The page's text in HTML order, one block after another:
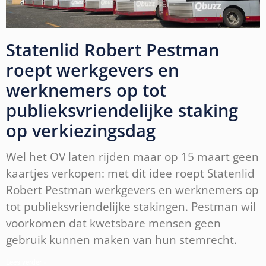
Statenlid Robert Pestman
roept werkgevers en
werknemers op tot
publieksvriendelijke staking
op verkiezingsdag
Wel het OV laten rijden maar op 15 maart geen
kaartjes verkopen: met dit idee roept Statenlid
Robert Pestman werkgevers en werknemers op
tot publieksvriendelijke stakingen. Pestman wil
voorkomen dat kwetsbare mensen geen
gebruik kunnen maken van hun stemrecht.